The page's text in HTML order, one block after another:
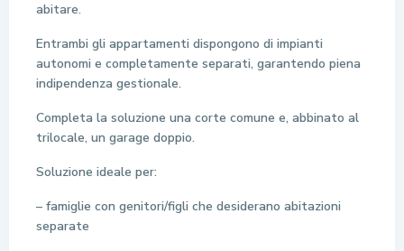
abitare.
Entrambi gli appartamenti dispongono di impianti
autonomi e completamente separati, garantendo piena
indipendenza gestionale.
Completa la soluzione una corte comune e, abbinato al
trilocale, un garage doppio.
Soluzione ideale per:
– famiglie con genitori/figli che desiderano abitazioni
separate